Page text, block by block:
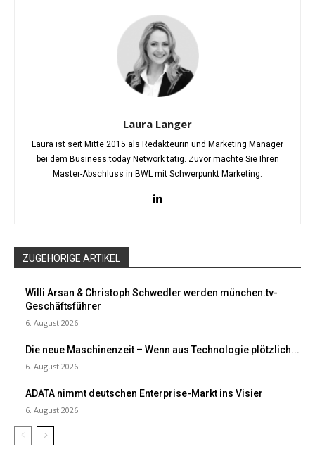
Laura Langer
Laura ist seit Mitte 2015 als Redakteurin und Marketing Manager
bei dem Business.today Network tätig. Zuvor machte Sie Ihren
Master-Abschluss in BWL mit Schwerpunkt Marketing.
ZUGEHÖRIGE ARTIKEL
Willi Arsan & Christoph Schwedler werden münchen.tv-
Geschäftsführer
6. August 2026
Die neue Maschinenzeit – Wenn aus Technologie plötzlich...
6. August 2026
ADATA nimmt deutschen Enterprise-Markt ins Visier
6. August 2026